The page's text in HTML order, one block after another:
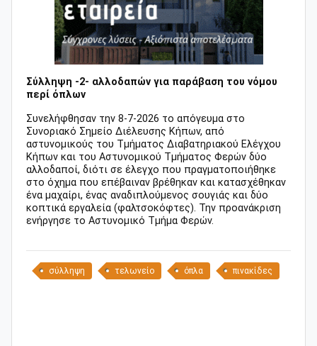
Σύλληψη -2- αλλοδαπών για παράβαση του νόμου
περί όπλων
Συνελήφθησαν την 8-7-2026 το απόγευμα στο
Συνοριακό Σημείο Διέλευσης Κήπων, από
αστυνομικούς του Τμήματος Διαβατηριακού Ελέγχου
Κήπων και του Αστυνομικού Τμήματος Φερών δύο
αλλοδαποί, διότι σε έλεγχο που πραγματοποιήθηκε
στο όχημα που επέβαιναν βρέθηκαν και κατασχέθηκαν
ένα μαχαίρι, ένας αναδιπλούμενος σουγιάς και δύο
κοπτικά εργαλεία (φαλτσοκόφτες). Την προανάκριση
ενήργησε το Αστυνομικό Τμήμα Φερών.
σύλληψη τελωνείο όπλα πινακίδες